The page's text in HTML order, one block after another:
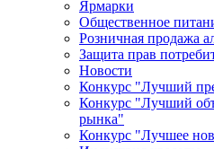
Ярмарки
Общественное
Розничная продажа
Защита прав
Новости
Конкурс "Лучший
Конкурс "Лучший
рынка"
Конкурс "Лучшее